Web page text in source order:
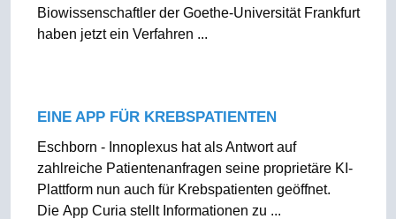
Biowissenschaftler der Goethe-Universität Frankfurt
haben jetzt ein Verfahren ...
EINE APP FÜR KREBSPATIENTEN
Eschborn - Innoplexus hat als Antwort auf
zahlreiche Patientenanfragen seine proprietäre KI-
Plattform nun auch für Krebspatienten geöffnet.
Die App Curia stellt Informationen zu ...